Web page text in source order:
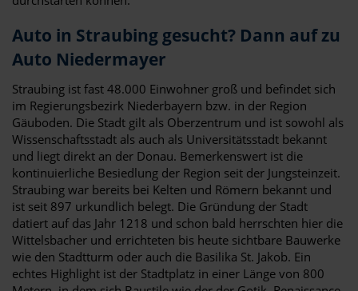
Auto in Straubing gesucht? Dann auf zu
Auto Niedermayer
Straubing ist fast 48.000 Einwohner groß und befindet sich
im Regierungsbezirk Niederbayern bzw. in der Region
Gäuboden. Die Stadt gilt als Oberzentrum und ist sowohl als
Wissenschaftsstadt als auch als Universitätsstadt bekannt
und liegt direkt an der Donau. Bemerkenswert ist die
kontinuierliche Besiedlung der Region seit der Jungsteinzeit.
Straubing war bereits bei Kelten und Römern bekannt und
ist seit 897 urkundlich belegt. Die Gründung der Stadt
datiert auf das Jahr 1218 und schon bald herrschten hier die
Wittelsbacher und errichteten bis heute sichtbare Bauwerke
wie den Stadtturm oder auch die Basilika St. Jakob. Ein
echtes Highlight ist der Stadtplatz in einer Länge von 800